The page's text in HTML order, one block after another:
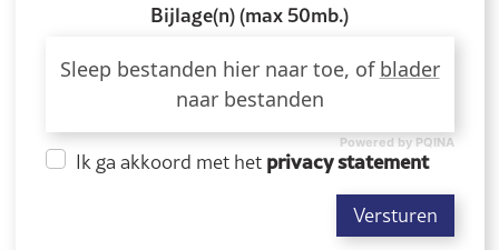
Bijlage(n) (max 50mb.)
Powered by PQINA
Sleep bestanden hier naar toe, of blader
naar bestanden
Ik ga akkoord met het privacy statement
Versturen